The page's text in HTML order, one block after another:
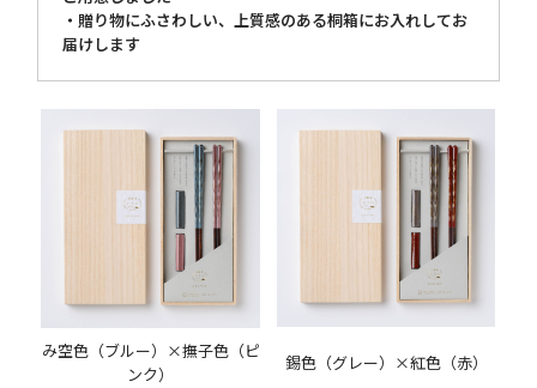
・贈り物にふさわしい、上質感のある桐箱にお入れしてお
届けします
み空色（ブルー）×撫子色（ピ
ンク）
錫色（グレー）×紅色（赤）